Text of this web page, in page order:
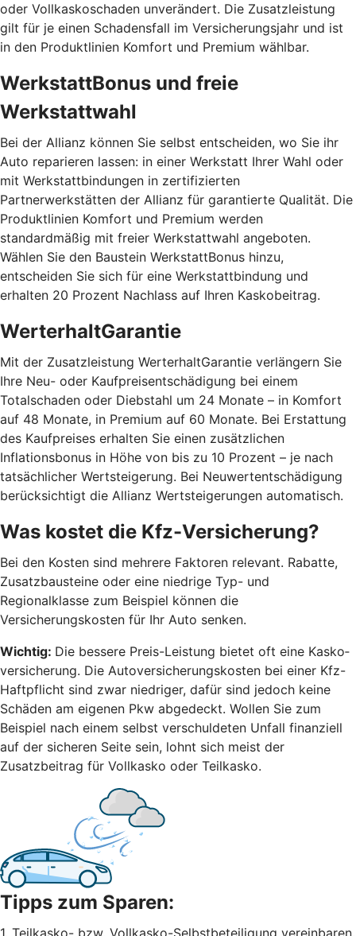
oder Vollkaskoschaden unverändert. Die Zusatzleistung
gilt für je einen Schadensfall im Versicherungsjahr und ist
in den Produktlinien Komfort und Premium wählbar.
WerkstattBonus und freie
Werkstattwahl
Bei der Allianz können Sie selbst entscheiden, wo Sie ihr
Auto reparieren lassen: in einer Werkstatt Ihrer Wahl oder
mit Werkstattbindungen in zertifizierten
Partnerwerkstätten der Allianz für garantierte Qualität. Die
Produktlinien Komfort und Premium werden
standardmäßig mit freier Werkstattwahl angeboten.
Wählen Sie den Baustein WerkstattBonus hinzu,
entscheiden Sie sich für eine Werkstattbindung und
erhalten 20 Prozent Nachlass auf Ihren Kaskobeitrag.
WerterhaltGarantie
Mit der Zusatzleistung WerterhaltGarantie verlängern Sie
Ihre Neu- oder Kaufpreisentschädigung bei einem
Totalschaden oder Diebstahl um 24 Monate – in Komfort
auf 48 Monate, in Premium auf 60 Monate. Bei Erstattung
des Kaufpreises erhalten Sie einen zusätzlichen
Inflationsbonus in Höhe von bis zu 10 Prozent – je nach
tatsächlicher Wertsteigerung. Bei Neuwertentschädigung
berücksichtigt die Allianz Wertsteigerungen automatisch.
Was kostet die Kfz-Versicherung?
Bei den Kosten sind mehrere Faktoren relevant. Rabatte,
Zusatzbausteine oder eine niedrige Typ- und
Regionalklasse zum Beispiel können die
Versicherungskosten für Ihr Auto senken.
Wichtig: Die bessere Preis-Leistung bietet oft eine Kasko­
versicherung. Die Autoversicherungskosten bei einer Kfz-
Haftpflicht sind zwar niedriger, dafür sind jedoch keine
Schäden am eigenen Pkw abgedeckt. Wollen Sie zum
Beispiel nach einem selbst ver­schuldeten Unfall finanziell
auf der sicheren Seite sein, lohnt sich meist der
Zusatzbeitrag für Vollkasko oder Teilkasko.
Tipps zum Sparen: